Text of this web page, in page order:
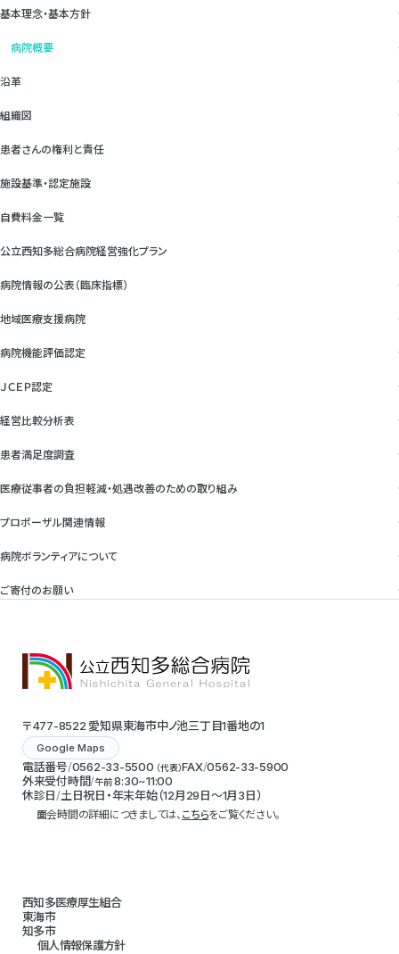
基本理念・基本方針
病院概要
沿革
組織図
患者さんの権利と責任
施設基準・認定施設
自費料金一覧
公立西知多総合病院経営強化プラン
病院情報の公表（臨床指標）
地域医療支援病院
病院機能評価認定
ＪＣＥＰ認定
経営比較分析表
患者満足度調査
医療従事者の負担軽減・処遇改善のための取り組み
プロポーザル関連情報
病院ボランティアについて
ご寄付のお願い
〒477-8522 愛知県東海市中ノ池三丁目1番地の1
Google Maps
電話番号 0562-33-5500 （代表）FAX 0562-33-5900
外来受付時間 午前 8:30~11:00
休診日 土日祝日・年末年始（12月29日～1月3日）
面会時間の詳細につきましては、 こちらをご覧ください。
個人情報保護方針
西知多医療厚生組合
東海市
知多市